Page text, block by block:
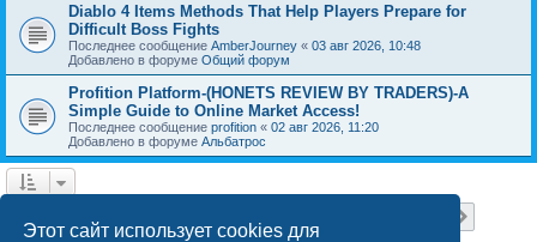
Этот сайт использует cookies для
Diablo 4 Items Methods That Help Players Prepare for
Difficult Boss Fights
Последнее сообщение AmberJourney « 03 авг 2026, 10:48
Добавлено в форуме Общий форум
Profition Platform-(HONETS REVIEW BY TRADERS)-A
Simple Guide to Online Market Access!
Последнее сообщение profition « 02 авг 2026, 11:20
Добавлено в форуме Альбатрос